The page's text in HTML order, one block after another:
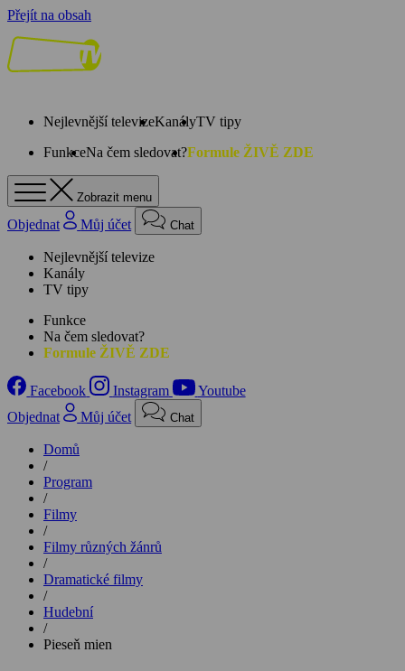
Přejít na obsah
Nejlevnější televizeKanályTV tipy
FunkceNa čem sledovat?Formule ŽIVĚ ZDE
Zobrazit menu
Objednat Můj účet Chat
Nejlevnější televize
Kanály
TV tipy
Funkce
Na čem sledovat?
Formule ŽIVĚ ZDE
Facebook Instagram
Youtube
Objednat
Můj účet Chat
Domů
/
Program
/
Filmy
/
Filmy různých žánrů
/
Dramatické filmy
/
Hudební
/
Pieseň mien